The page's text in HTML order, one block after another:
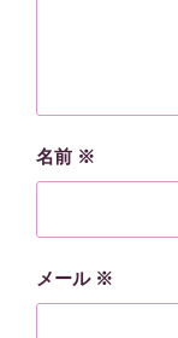
名前 ※
メール ※